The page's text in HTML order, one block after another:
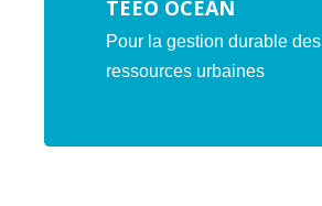
TEEO OCEAN
Pour la gestion durable des
ressources urbaines